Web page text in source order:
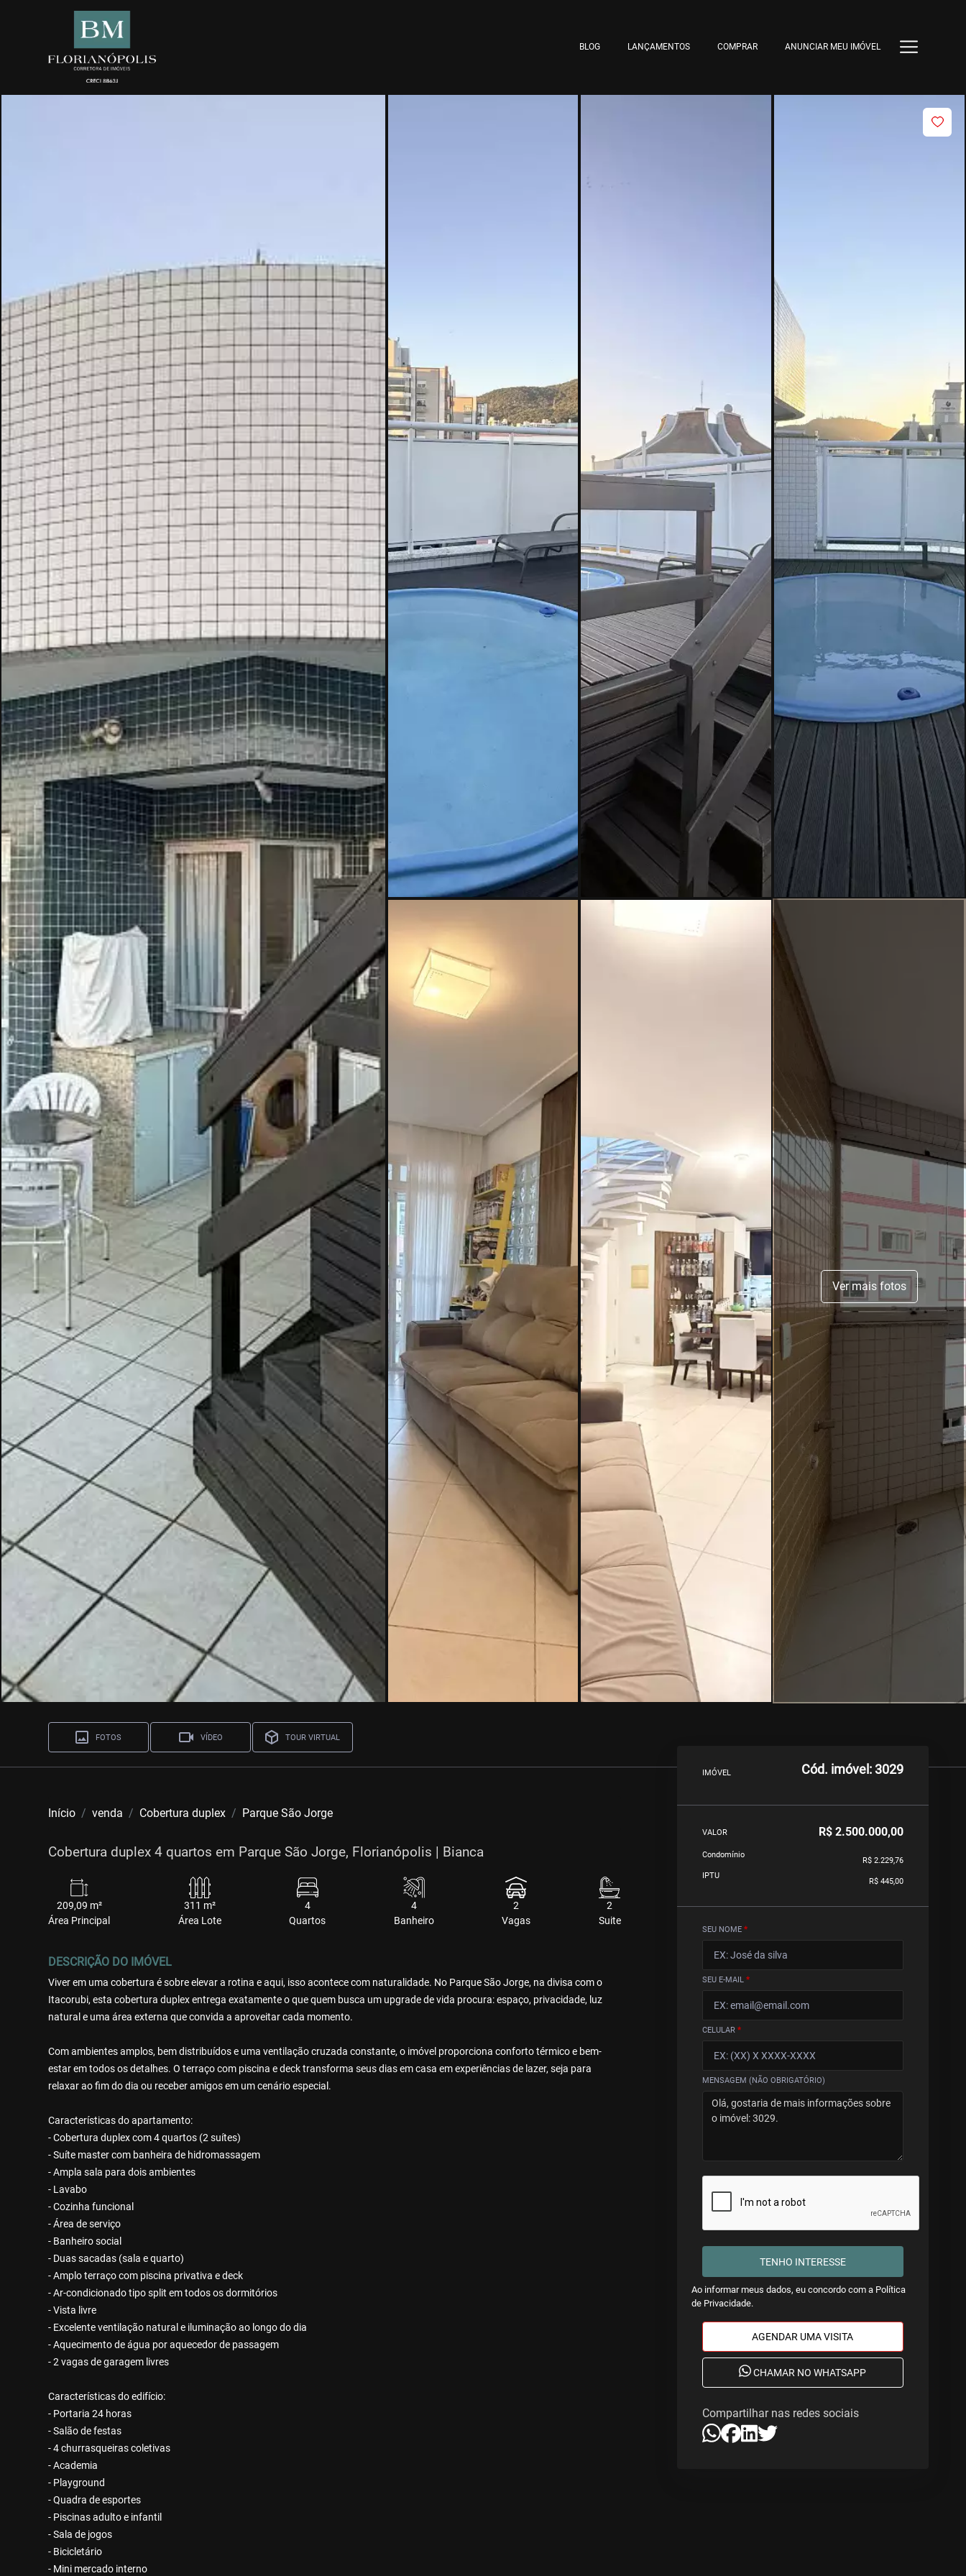
BLOG LANÇAMENTOS COMPRAR ANUNCIAR MEU IMÓVEL
Ver mais fotos
FOTOS VÍDEO TOUR VIRTUAL
Início venda Cobertura duplex Parque São Jorge
Cobertura duplex 4 quartos em Parque São Jorge, Florianópolis | Bianca
209,09 m²
Área Principal
311 m²
Área Lote
4
Quartos
4
Banheiro
2
Vagas
2
Suite
DESCRIÇÃO DO IMÓVEL
Viver em uma cobertura é sobre elevar a rotina e aqui, isso acontece com naturalidade. No Parque São Jorge, na divisa com o
Itacorubi, esta cobertura duplex entrega exatamente o que quem busca um upgrade de vida procura: espaço, privacidade, luz
natural e uma área externa que convida a aproveitar cada momento.
Com ambientes amplos, bem distribuídos e uma ventilação cruzada constante, o imóvel proporciona conforto térmico e bem-
estar em todos os detalhes. O terraço com piscina e deck transforma seus dias em casa em experiências de lazer, seja para
relaxar ao fim do dia ou receber amigos em um cenário especial.
Características do apartamento:
- Cobertura duplex com 4 quartos (2 suítes)
- Suíte master com banheira de hidromassagem
- Ampla sala para dois ambientes
- Lavabo
- Cozinha funcional
- Área de serviço
- Banheiro social
- Duas sacadas (sala e quarto)
- Amplo terraço com piscina privativa e deck
- Ar-condicionado tipo split em todos os dormitórios
- Vista livre
- Excelente ventilação natural e iluminação ao longo do dia
- Aquecimento de água por aquecedor de passagem
- 2 vagas de garagem livres
Características do edifício:
- Portaria 24 horas
- Salão de festas
- 4 churrasqueiras coletivas
- Academia
- Playground
- Quadra de esportes
- Piscinas adulto e infantil
- Sala de jogos
- Bicicletário
- Mini mercado interno
IMÓVEL Cód. imóvel: 3029
VALOR R$ 2.500.000,00
Condomínio
R$ 2.229,76
IPTU
R$ 445,00
SEU NOME *
SEU E-MAIL *
CELULAR *
MENSAGEM (NÃO OBRIGATÓRIO)
TENHO INTERESSE
Ao informar meus dados, eu concordo com a Política
de Privacidade.
AGENDAR UMA VISITA
CHAMAR NO WHATSAPP
Compartilhar nas redes sociais